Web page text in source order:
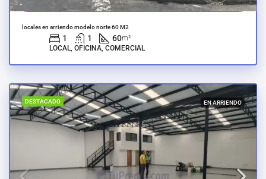
locales en arriendo modelo norte 60 M2
1 1 60m²
LOCAL, OFICINA, COMERCIAL
DESTACADO EN ARRIENDO